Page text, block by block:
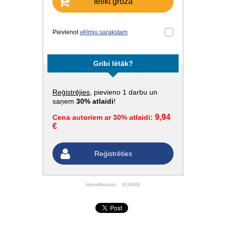
Pievienotvēlmju sarakstam
Gribi lētāk?
Reģistrējies , pievieno 1 darbu un
saņem 30% atlaidi!
Cena autoriem ar 30% atlaidi: 9,94
€
Reģistrēties
Identifikators: 919649